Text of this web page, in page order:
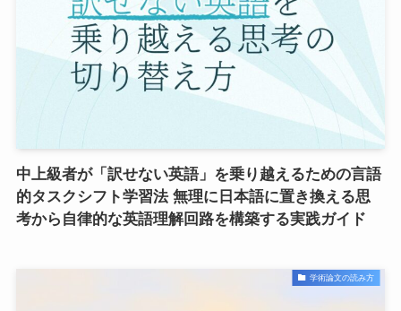
中上級者が「訳せない英語」を乗り越えるための言語
的タスクシフト学習法 無理に日本語に置き換える思
考から自律的な英語理解回路を構築する実践ガイド
学術論文の読み方